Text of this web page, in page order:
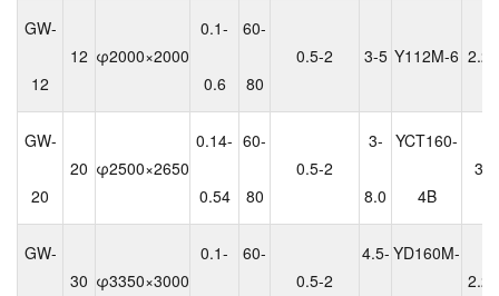
GW-
12
12 φ2000×2000
0.1-
0.6
60-
80
0.5-2 3-5 Y112M-6 2.2
GW-
20
20 φ2500×2650
0.14-
0.54
60-
80
0.5-2
3-
8.0
YCT160-
4B
3
GW-
30 φ3350×3000
0.1- 60-
0.5-2
4.5- YD160M-
2.2